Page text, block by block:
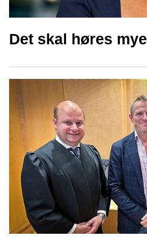
Det skal høres mye